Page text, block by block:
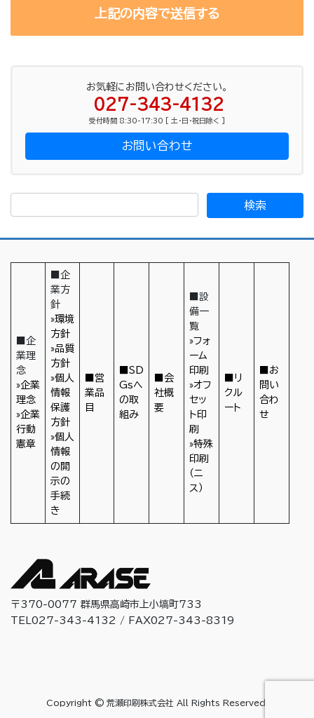
お気軽にお問い合わせください。
027-343-4132
受付時間 8:30-17:30 [ 土・日・祝日除く ]
お問い合わせ
■企
業理
念
»企業
理念
»企業
行動
憲章
■企
業方
針
»環境
方針
»品質
方針
»個人
情報
保護
方針
»個人
情報
の開
示の
手続
き
■営
業品
目
■SD
Gsへ
の取
組み
■会
社概
要
■設
備一
覧
»フォ
ーム
印刷
»オフ
セッ
ト印
刷
»特殊
印刷
（ニ
ス）
■リ
クル
ート
■お
問い
合わ
せ
〒370-0077 群馬県高崎市上小塙町733
TEL027-343-4132 / FAX027-343-8319
Copyright © 荒瀬印刷株式会社 All Rights Reserved.